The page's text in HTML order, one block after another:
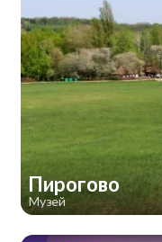
Пирогово
Музей